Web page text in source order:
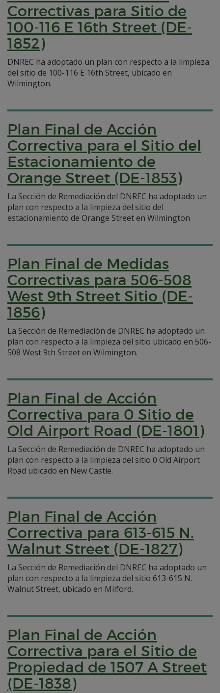
Correctivas para Sitio de
100-116 E 16th Street (DE-
1852)
DNREC ha adoptado un plan con respecto a la limpieza
del sitio de 100-116 E 16th Street, ubicado en
Wilmington.
Plan Final de Acción
Correctiva para el Sitio del
Estacionamiento de
Orange Street (DE-1853)
La Sección de Remediación del DNREC ha adoptado un
plan con respecto a la limpieza del sitio del
estacionamiento de Orange Street en Wilmington
Plan Final de Medidas
Correctivas para 506-508
West 9th Street Sitio (DE-
1856)
La Sección de Remediación de DNREC ha adoptado un
plan con respecto a la limpieza del sitio ubicado en 506-
508 West 9th Street en Wilmington.
Plan Final de Acción
Correctiva para 0 Sitio de
Old Airport Road (DE-1801)
La Sección de Remediación de DNREC ha adoptado un
plan con respecto a la limpieza del sitio 0 Old Airport
Road ubicado en New Castle.
Plan Final de Acción
Correctiva para 613-615 N.
Walnut Street (DE-1827)
La Sección de Remediación del DNREC ha adoptado un
plan con respecto a la limpieza del sitio 613-615 N.
Walnut Street, ubicado en Milford.
Plan Final de Acción
Correctiva para el Sitio de
Propiedad de 1507 A Street
(DE-1838)